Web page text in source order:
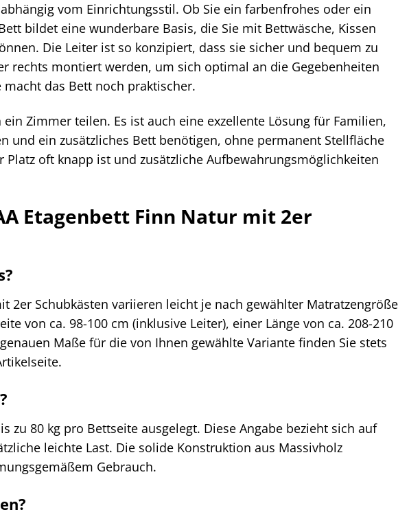
vom Einrichtungsstil. Ob Sie ein farbenfrohes oder ein
bildet eine wunderbare Basis, die Sie mit Bettwäsche, Kissen
Die Leiter ist so konzipiert, dass sie sicher und bequem zu
rechts montiert werden, um sich optimal an die Gegebenheiten
das Bett noch praktischer.
Zimmer teilen. Es ist auch eine exzellente Lösung für Familien,
und ein zusätzliches Bett benötigen, ohne permanent Stellfläche
oft knapp ist und zusätzliche Aufbewahrungsmöglichkeiten
Etagenbett Finn Natur mit 2er
2er Schubkästen variieren leicht je nach gewählter Matratzengröße
von ca. 98-100 cm (inklusive Leiter), einer Länge von ca. 208-210
Maße für die von Ihnen gewählte Variante finden Sie stets
zu 80 kg pro Bettseite ausgelegt. Diese Angabe bezieht sich auf
leichte Last. Die solide Konstruktion aus Massivholz
Gebrauch.